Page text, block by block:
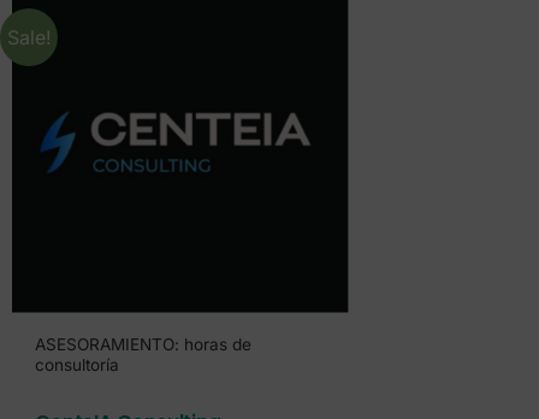
Sale!
ASESORAMIENTO: horas de
consultoría